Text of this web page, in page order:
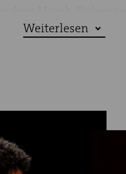
ihres Fachs
Geiger entstand so
erklären -
Lascilo Perdere / Duet
Weiterlesen